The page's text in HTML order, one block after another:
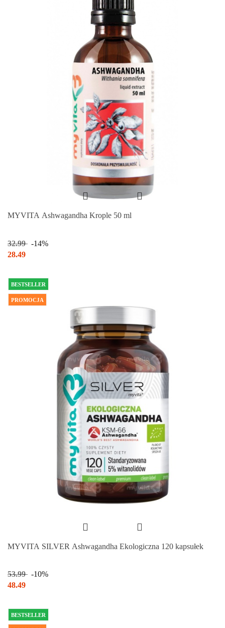
MYVITA Ashwagandha Krople 50 ml
32.99
-14%
28.49
BESTSELLER
PROMOCJA
MYVITA SILVER Ashwagandha Ekologiczna 120 kapsułek
53.99
-10%
48.49
BESTSELLER